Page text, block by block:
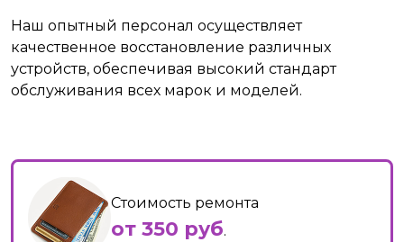
Наш опытный персонал осуществляет
качественное восстановление различных
устройств, обеспечивая высокий стандарт
обслуживания всех марок и моделей.
Стоимость ремонта
от 350 руб.